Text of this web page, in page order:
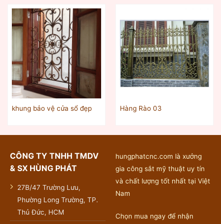
khung bảo vệ cửa sổ đẹp Hàng Rào 03
CÔNG TY TNHH TMDV
& SX HÙNG PHÁT
27B/47 Trường Lưu,
Phường Long Trường, TP.
Thủ Đức, HCM
hungphatcnc.com là xưởng
gia công sắt mỹ thuật uy tín
và chất lượng tốt nhất tại Việt
Nam
Chọn mua ngay để nhận